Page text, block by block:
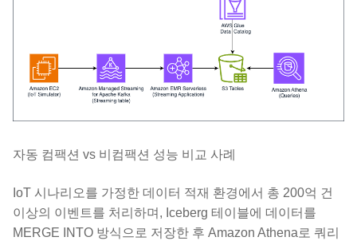
자동 컴팩션 vs 비컴팩션 성능 비교 사례
IoT 시나리오를 가정한 데이터 적재 환경에서 총 200억 건
이상의 이벤트를 처리하며, Iceberg 테이블에 데이터를
MERGE INTO 방식으로 저장한 후 Amazon Athena로 쿼리